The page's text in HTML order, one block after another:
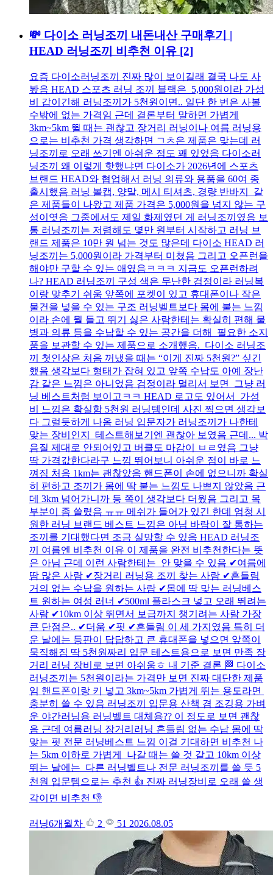
💸 다이소 러닝조끼 내돈내산 구매후기 |
HEAD 러닝조끼 비추천 이유 [2]
요즘 다이소러닝조끼 진짜 많이 보이길래 결국 나도 사
봤음 HEAD 스포츠 러닝 조끼 블랙은 5,000원이라 가성
비 갑이긴해 러닝조끼가 5천원이면.. 일단 한 번은 사볼
수밖에 없는 가격임 근데 결론부터 말하면 가볍게
3km~5km 뛸 때는 괜찮고 장거리 러닝이나 여름 러닝용
으로는 비추천 가격 생각하면 ㄱㅊ은 제품은 맞는데 러
닝조끼로 오래 쓰기엔 아쉬운 점도 꽤 있었음 다이소러
닝조끼 왜 이렇게 핫했냐면 다이소가 2026년에 스포츠
브랜드 HEAD와 협업해서 러닝 의류와 용품을 60여 종
출시했음 러닝 볼캡, 양말, 메시 티셔츠, 경량 반바지 같
은 제품들이 나왔고 제품 가격은 5,000원을 넘지 않는 구
성이엿음 그중에서도 제일 화제였던 게 러닝조끼였음 보
통 러닝조끼는 저렴해도 몇만 원부터 시작하고 러닝 브
랜드 제품은 10만 원 넘는 것도 많은데 다이소 HEAD 러
닝조끼는 5,000원이라 가격부터 미쳤음 그리고 오픈런을
해야만 구할 수 있는 애였음ㅋㅋㅋ 지금도 오픈런하려
나? HEAD 러닝조끼 구성 색은 무난한 검정이라 러닝복
이랑 맞추기 쉬움 앞쪽에 포켓이 있고 휴대폰이나 작은
물건을 넣을 수 있는 구조 러닝벨트보다 몸에 붙는 느낌
이라 손에 뭘 들고 뛰기 싫은 사람한테는 확실히 편해 물
병과 의류 등을 수납할 수 있는 공간을 더해 필요한 소지
품을 보관할 수 있는 제품으로 소개했음. 다이소 러닝조
끼 첫인상은 처음 꺼냈을 때는 “이게 진짜 5천원?” 싶긴
했음 생각보다 형태가 잡혀 있고 앞쪽 수납도 아예 장난
감 같은 느낌은 아니었음 검정이라 멀리서 보면 그냥 러
닝 베스트처럼 보이고ㅋㅋ HEAD 로고도 있어서 가성
비 느낌은 확실함 5천원 러닝템인데 사진 찍으면 생각보
다 그럴듯하게 나옴 러닝 입문자가 러닝조끼가 나한테
맞는 장비인지 테스트해보기엔 괜찮아 보였음 근데... 박
음질 제대로 안되어있고 버클도 마감이 ㅂㄹ였음 그냥
딱 가격값한다라구 느낌 뛰어보니 아쉬운 점이 바로 느
껴짐 처음 1km는 괜찮았음 핸드폰이 손에 없으니까 확실
히 편하고 조끼가 몸에 딱 붙는 느낌도 나쁘지 않았음 근
데 3km 넘어가니까 등 쪽이 생각보다 더웠음 그리고 목
부분이 좀 쓸렸음 ㅠㅠ 메쉬가 들어가 있긴 한데 엄청 시
원한 러닝 브랜드 베스트 느낌은 아님 바람이 잘 통하는
조끼를 기대했다면 조금 실망할 수 있음 HEAD 러닝조
끼 여름엔 비추천 이유 이 제품을 완전 비추천한다는 뜻
은 아님 근데 이런 사람한테는 안 맞을 수 있음 ✔여름에
땀 많은 사람 ✔장거리 러닝용 조끼 찾는 사람 ✔흔들림
거의 없는 수납을 원하는 사람 ✔몸에 딱 맞는 러닝베스
트 원하는 여성 러너 ✔500ml 플라스크 넣고 오래 뛰려는
사람 ✔10km 이상 뛰면서 보급까지 챙기려는 사람 가장
큰 단점은.. ✔더움 ✔핏 ✔흔들림 이 세 가지였음 특히 더
운 날에는 등판이 답답하고 큰 휴대폰을 넣으면 앞쪽이
묵직해짐 딱 5천원짜리 입문 테스트용으로 보면 만족 장
거리 러닝 장비로 보면 아쉬움ㅎ 내 기준 결론 🏁 다이소
러닝조끼는 5천원이라는 가격만 보면 진짜 대단한 제품
임 핸드폰이랑 키 넣고 3km~5km 가볍게 뛰는 용도라면
충분히 쓸 수 있음 러닝조끼 입문용 산책 겸 조깅용 가벼
운 야간러닝용 러닝벨트 대체용?? 이 정도로 보면 괜찮
음 근데 여름러닝 장거리러닝 흔들림 없는 수납 몸에 딱
맞는 핏 전문 러닝베스트 느낌 이걸 기대하면 비추천 나
는 5km 이하로 가볍게 나갈 때는 쓸 것 같고 10km 이상
뛰는 날에는 다른 러닝벨트나 전문 러닝조끼를 쓸 듯 5
천원 입문템으로는 추천 👍 진짜 러닝장비로 오래 쓸 생
각이면 비추천 👎
러닝6개월차 2 51 2026.08.05